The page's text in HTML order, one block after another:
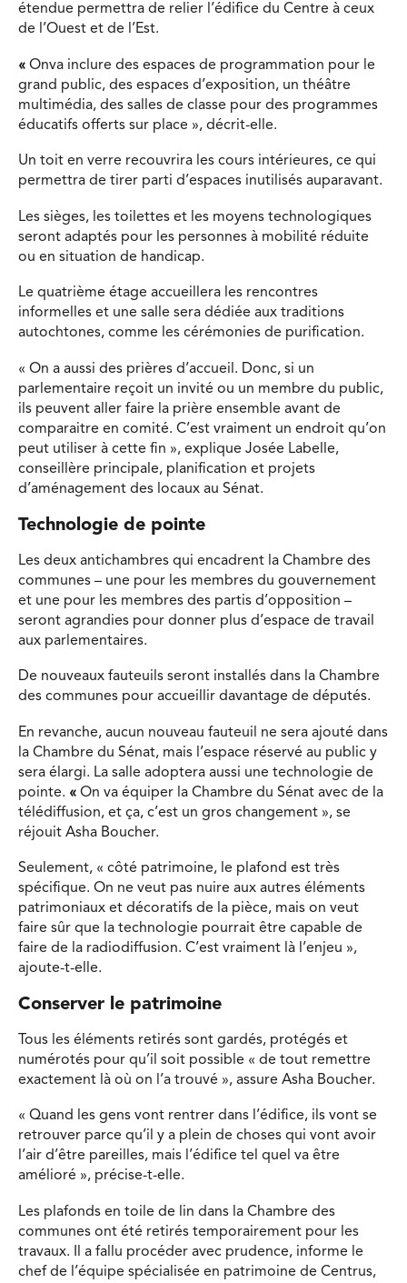
étendue permettra de relier l’édifice du Centre à ceux
de l’Ouest et de l’Est.
« Onva inclure des espaces de programmation pour le
grand public, des espaces d’exposition, un théâtre
multimédia, des salles de classe pour des programmes
éducatifs offerts sur place », décrit-elle.
Un toit en verre recouvrira les cours intérieures, ce qui
permettra de tirer parti d’espaces inutilisés auparavant.
Les sièges, les toilettes et les moyens technologiques
seront adaptés pour les personnes à mobilité réduite
ou en situation de handicap.
Le quatrième étage accueillera les rencontres
informelles et une salle sera dédiée aux traditions
autochtones, comme les cérémonies de purification.
« On a aussi des prières d’accueil. Donc, si un
parlementaire reçoit un invité ou un membre du public,
ils peuvent aller faire la prière ensemble avant de
comparaitre en comité. C’est vraiment un endroit qu’on
peut utiliser à cette fin », explique Josée Labelle,
conseillère principale, planification et projets
d’aménagement des locaux au Sénat.
Technologie de pointe
Les deux antichambres qui encadrent la Chambre des
communes – une pour les membres du gouvernement
et une pour les membres des partis d’opposition –
seront agrandies pour donner plus d’espace de travail
aux parlementaires.
De nouveaux fauteuils seront installés dans la Chambre
des communes pour accueillir davantage de députés.
En revanche, aucun nouveau fauteuil ne sera ajouté dans
la Chambre du Sénat, mais l’espace réservé au public y
sera élargi. La salle adoptera aussi une technologie de
pointe. « On va équiper la Chambre du Sénat avec de la
télédiffusion, et ça, c’est un gros changement », se
réjouit Asha Boucher.
Seulement, « côté patrimoine, le plafond est très
spécifique. On ne veut pas nuire aux autres éléments
patrimoniaux et décoratifs de la pièce, mais on veut
faire sûr que la technologie pourrait être capable de
faire de la radiodiffusion. C’est vraiment là l’enjeu »,
ajoute-t-elle.
Conserver le patrimoine
Tous les éléments retirés sont gardés, protégés et
numérotés pour qu’il soit possible « de tout remettre
exactement là où on l’a trouvé », assure Asha Boucher.
« Quand les gens vont rentrer dans l’édifice, ils vont se
retrouver parce qu’il y a plein de choses qui vont avoir
l’air d’être pareilles, mais l’édifice tel quel va être
amélioré », précise-t-elle.
Les plafonds en toile de lin dans la Chambre des
communes ont été retirés temporairement pour les
travaux. Il a fallu procéder avec prudence, informe le
chef de l’équipe spécialisée en patrimoine de Centrus,